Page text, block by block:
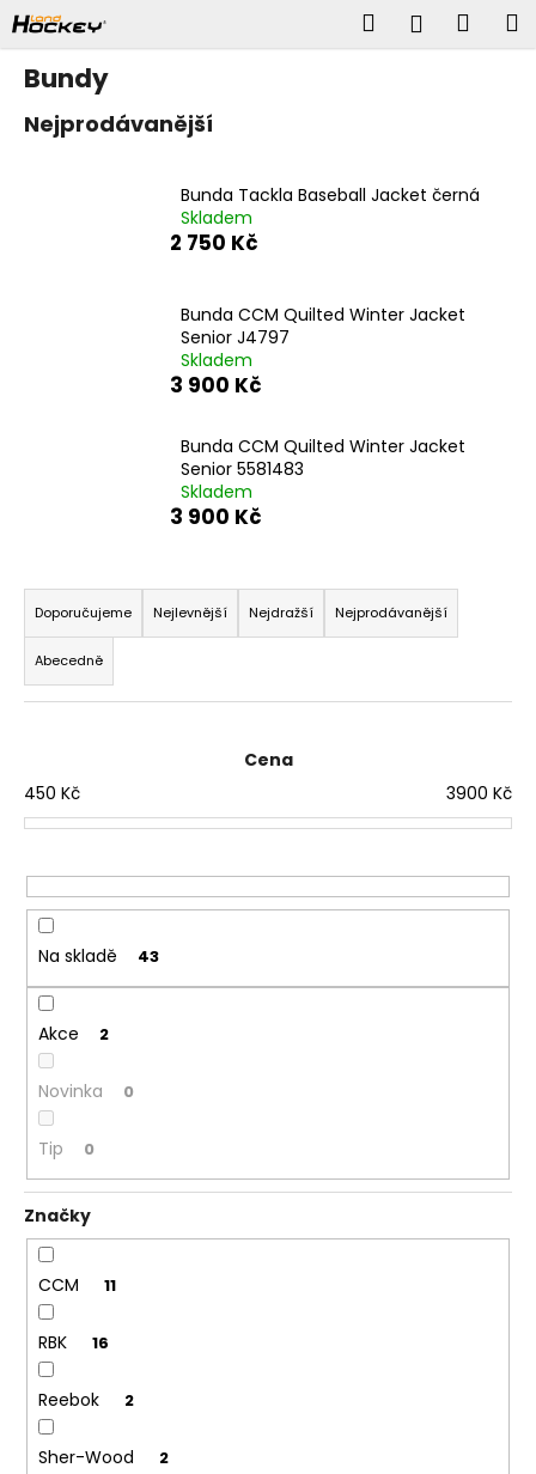
Přejít
na
obsah
Hledat
Bundy
Nejprodávanější
Bunda Tackla Baseball Jacket černá
Skladem
2 750 Kč
Bunda CCM Quilted Winter Jacket
Senior J4797
Skladem
3 900 Kč
Bunda CCM Quilted Winter Jacket
Senior 5581483
Skladem
3 900 Kč
Ř
a
z
e
n
í
o
d
u
t
ů
Doporučujeme Nejlevnější Nejdražší Nejprodávanější
Abecedně
Cena
450 Kč 3900 Kč
Na skladě 43
Akce 2
Novinka 0
Tip 0
Značky
CCM 11
RBK 16
Reebok 2
Sher-Wood 2
o
C
D
r
u
e
m